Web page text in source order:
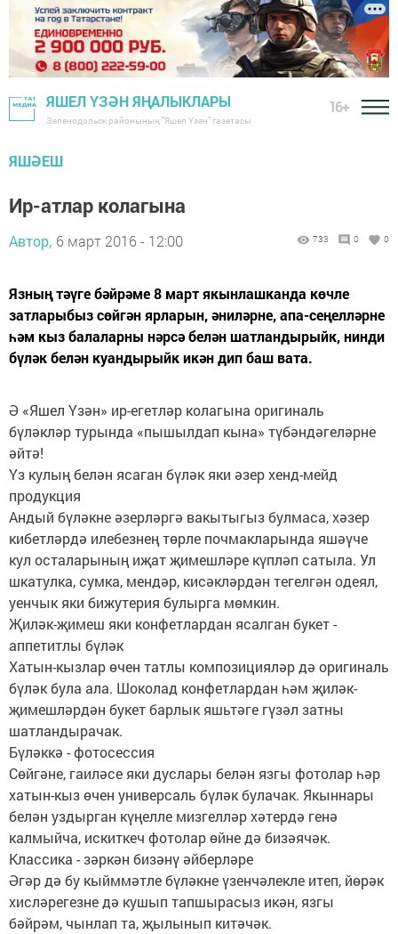
ЯШЕЛ ҮЗӘН ЯҢАЛЫКЛАРЫ
Зеленодольск районының "Яшел Үзән" газетасы
16+
ЯШӘЕШ
Ир-атлар колагына
Автор, 6 март 2016 - 12:00 733 0 0
Язның тәүге бәйрәме 8 март якынлашканда көчле
затларыбыз сөйгән ярларын, әниләрне, апа-сеңелләрне
һәм кыз балаларны нәрсә белән шатландырыйк, нинди
бүләк белән куандырыйк икән дип баш вата.
Ә «Яшел Үзән» ир-егетләр колагына оригиналь
бүләкләр турында «пышылдап кына» түбәндәгеләрне
әйтә!
Үз кулың белән ясаган бүләк яки әзер хенд-мейд
продукция
Андый бүләкне әзерләргә вакытыгыз булмаса, хәзер
кибетләрдә илебезнең төрле почмакларында яшәүче
кул осталарының иҗат җимешләре күпләп сатыла. Ул
шкатулка, сумка, мендәр, кисәкләрдән тегелгән одеял,
уенчык яки бижутерия булырга мөмкин.
Җиләк-җимеш яки конфетлардан ясалган букет -
аппетитлы бүләк
Хатын-кызлар өчен татлы композицияләр дә оригиналь
бүләк була ала. Шоколад конфетлардан һәм җиләк-
җимешләрдән букет барлык яшьтәге гүзәл затны
шатландырачак.
Бүләккә - фотосессия
Сөйгәне, гаиләсе яки дуслары белән язгы фотолар һәр
хатын-кыз өчен универсаль бүләк булачак. Якыннары
белән уздырган күңелле мизгелләр хәтердә генә
калмыйча, искиткеч фотолар өйне дә бизәячәк.
Классика - зәркән бизәнү әйберләре
Әгәр дә бу кыйммәтле бүләкне үзенчәлекле итеп, йөрәк
хисләрегезне дә кушып тапшырасыз икән, язгы
бәйрәм, чынлап та, җылынып китәчәк.